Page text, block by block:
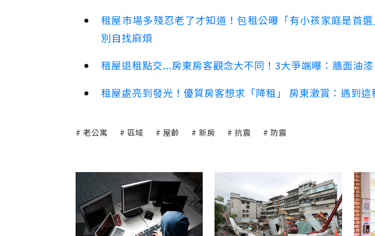
租屋市場多殘忍老了才知道！包租公曝「有小孩家庭是首
別自找麻煩
租屋退租點交...房東房客觀念大不同！3大爭端曝：牆面油
租屋處亮到發光！優質房客想求「降租」 房東激賞：遇到這
老公寓 區域 屋齡 新房 抗震 防震